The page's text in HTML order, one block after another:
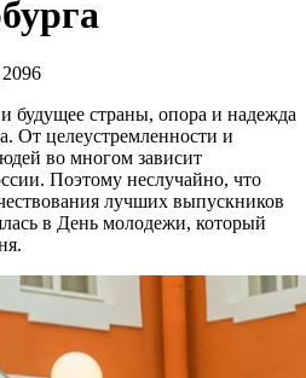
2096
будущее страны, опора и надежда
От целеустремленности и
во многом зависит
Поэтому неслучайно, что
лучших выпускников
в День молодежи, который